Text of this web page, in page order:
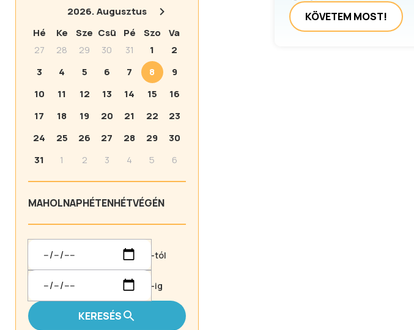
2026.Augusztus
Hé
Ke Sze Csü Pé Szo
Va
27
28 29 30 31 1
2
3
4 5 6 7 8
9
10
11 12 13 14 15
16
17
18 19 20 21 22
23
24
25 26 27 28 29
30
31
1 2 3 4 5 6
MAHOLNAPHÉTENHÉTVÉGÉN
-tól
-ig
KERESÉS
KÖVETEM MOST!